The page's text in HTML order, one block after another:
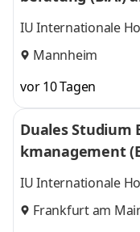
IU Internationale
Mannheim
vor 10 Tagen
Duales Studium
kmanagement
l
IU Internationale
Frankfurt am